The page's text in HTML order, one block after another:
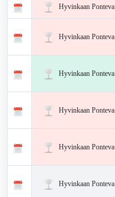
Hyvinkaan Ponteva
Hyvinkaan Ponteva
Hyvinkaan Ponteva
Hyvinkaan Ponteva
Hyvinkaan Ponteva
Hyvinkaan Ponteva